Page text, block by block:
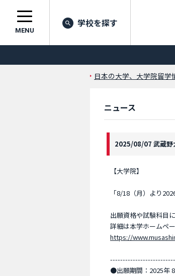
MENU
学校を探す
日本の大学、大学院留学
ニュース
2025/08/07 武蔵野
【大学院】
「8/18（月）より
出願資格や試験科目
詳細は本学ホームペ
https://
●出願期間：2025年